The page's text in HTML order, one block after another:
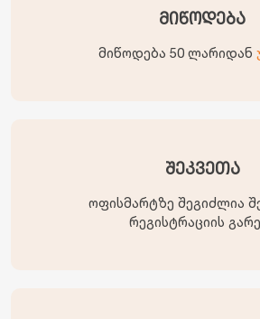
მიწოდება
მიწოდება 50 ლარიდან
შეკვეთა
ოფისმარტზე შეგიძლია
რეგისტრაციის